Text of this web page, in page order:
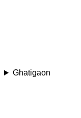
Ghatigaon